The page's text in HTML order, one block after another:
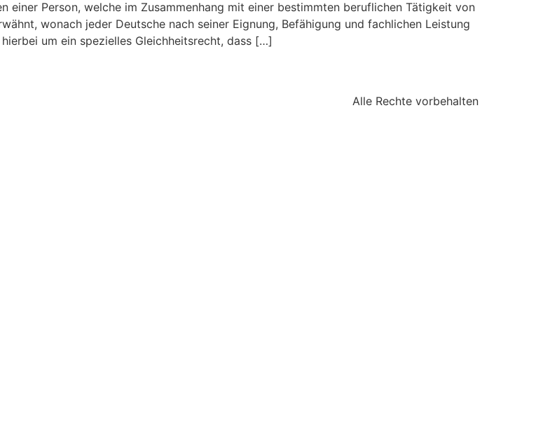
einer Person, welche im Zusammenhang mit einer bestimmten beruflichen Tätigkeit von
wonach jeder Deutsche nach seiner Eignung, Befähigung und fachlichen Leistung
um ein spezielles Gleichheitsrecht, dass […]
Alle Rechte vorbehalten